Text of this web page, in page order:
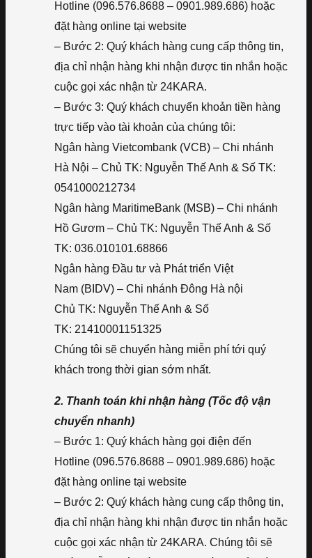
Hotline (096.576.8688 – 0901.989.686) hoặc
đặt hàng online tại website
– Bước 2: Quý khách hàng cung cấp thông tin,
địa chỉ nhận hàng khi nhận được tin nhắn hoặc
cuộc gọi xác nhận từ 24KARA.
– Bước 3: Quý khách chuyển khoản tiền hàng
trực tiếp vào tài khoản của chúng tôi:
Ngân hàng Vietcombank (VCB) – Chi nhánh
Hà Nội – Chủ TK: Nguyễn Thế Anh & Số TK:
0541000212734
Ngân hàng MaritimeBank (MSB) – Chi nhánh
Hồ Gươm – Chủ TK: Nguyễn Thế Anh & Số
TK: 036.010101.68866
Ngân hàng Đầu tư và Phát triển Việt
Nam (BIDV) – Chi nhánh Đông Hà nội
Chủ TK: Nguyễn Thế Anh & Số
TK: 21410001151325
Chúng tôi sẽ chuyển hàng miễn phí tới quý
khách trong thời gian sớm nhất.
2. Thanh toán khi nhận hàng (Tốc độ vận
chuyển nhanh)
– Bước 1: Quý khách hàng gọi điện đến
Hotline (096.576.8688 – 0901.989.686) hoặc
đặt hàng online tại website
– Bước 2: Quý khách hàng cung cấp thông tin,
địa chỉ nhận hàng khi nhận được tin nhắn hoặc
cuộc gọi xác nhận từ 24KARA. Chúng tôi sẽ